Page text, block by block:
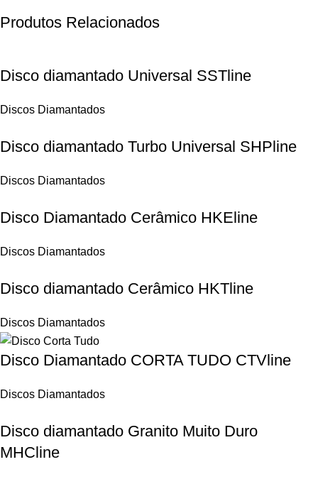
Produtos Relacionados
Disco diamantado Universal SSTline
Discos Diamantados
Disco diamantado Turbo Universal SHPline
Discos Diamantados
Disco Diamantado Cerâmico HKEline
Discos Diamantados
Disco diamantado Cerâmico HKTline
Discos Diamantados
Disco Diamantado CORTA TUDO CTVline
Discos Diamantados
Disco diamantado Granito Muito Duro
MHCline